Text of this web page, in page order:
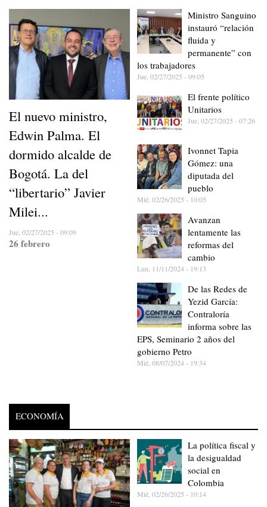
El nuevo ministro,
Edwin Palma. El
dormido alcalde de
Bogotá. La del
“libertario” Javier
Milei...
Jue, 02/27/2025 - 09:09
26 febrero
Ministro Sanguino
instauró “relación
fluida y
permanente” con
los trabajadores
Jue, 02/27/2025 - 09:05
El frente político
Unitarios
Jue, 02/27/2025 - 07:26
Ivonnet Tapia
Gómez: una
diputada del
pueblo
Mié, 02/26/2025 - 10:05
Avanzan
lentamente las
reformas del
cambio
Lun, 11/11/2024 - 19:13
De las Redes de
Yezid García:
Contraloría
informa sobre las
EPS, Seminario 2 años del
gobierno Petro
Mié, 08/07/2024 - 19:34
ECONOMÍA
La política fiscal y
la desigualdad
social en
Colombia
Mié, 02/26/2025 - 10:14